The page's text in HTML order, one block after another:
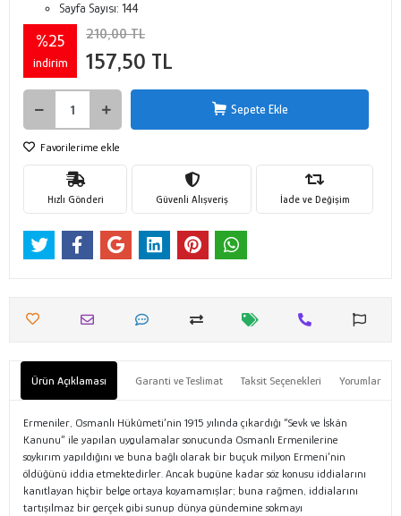
Sayfa Sayısı: 144
%25
indirim
210,00 TL
157,50 TL
Sepete Ekle
Favorilerime ekle
Hızlı Gönderi Güvenli Alışveriş İade ve Değişim
Ürün Açıklaması Garanti ve Teslimat Taksit Seçenekleri Yorumlar
Ermeniler, Osmanlı Hükûmeti’nin 1915 yılında çıkardığı “Sevk ve İskân
Kanunu” ile yapılan uygulamalar sonucunda Osmanlı Ermenilerine
soykırım yapıldığını ve buna bağlı olarak bir buçuk milyon Ermeni’nin
öldüğünü iddia etmektedirler. Ancak bugüne kadar söz konusu iddialarını
kanıtlayan hiçbir belge ortaya koyamamışlar; buna rağmen, iddialarını
tartışılmaz bir gerçek gibi sunup dünya gündemine sokmayı